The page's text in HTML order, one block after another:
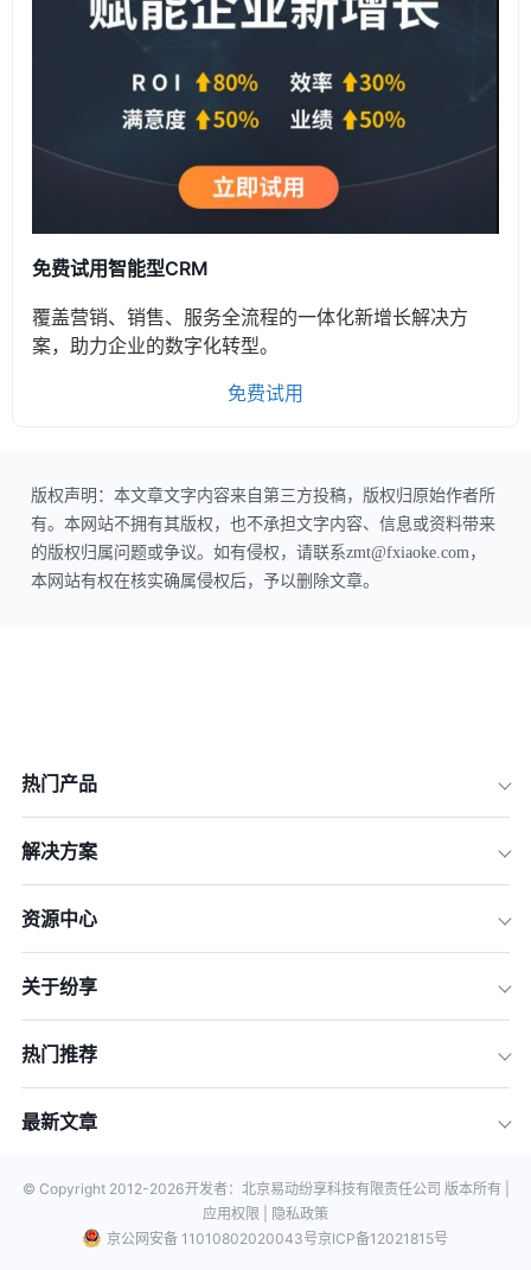
免费试用智能型CRM
覆盖营销、销售、服务全流程的一体化新增长解决方
案，助力企业的数字化转型。
免费试用
版权声明：本文章文字内容来自第三方投稿，版权归原始作者所
有。本网站不拥有其版权，也不承担文字内容、信息或资料带来
的版权归属问题或争议。如有侵权，请联系zmt@fxiaoke.com，
本网站有权在核实确属侵权后，予以删除文章。
热门产品
解决方案
资源中心
关于纷享
热门推荐
最新文章
© Copyright 2012-2026开发者：北京易动纷享科技有限责任公司 版本所有 |
应用权限 |
隐私政策
京公网安备 11010802020043号京ICP备12021815号